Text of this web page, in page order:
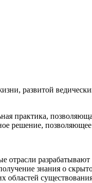
развитой
практика,
решение, позволяющее
отрасли
знания о
областей